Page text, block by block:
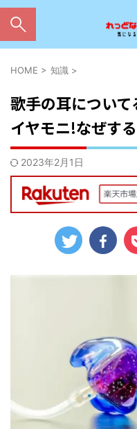
HOME > 知識 >
歌手の耳につい
イヤモニ!なぜす
2023年2月1日